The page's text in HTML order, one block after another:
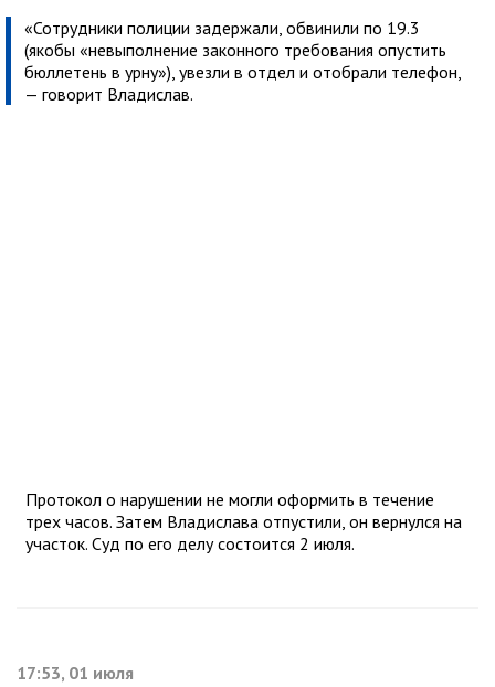
«Сотрудники полиции задержали, обвинили по 19.3
(якобы «невыполнение законного требования опустить
бюллетень в урну»), увезли в отдел и отобрали телефон,
— говорит Владислав.
Протокол о нарушении не могли оформить в течение
трех часов. Затем Владислава отпустили, он вернулся на
участок. Суд по его делу состоится 2 июля.
17:53, 01 июля